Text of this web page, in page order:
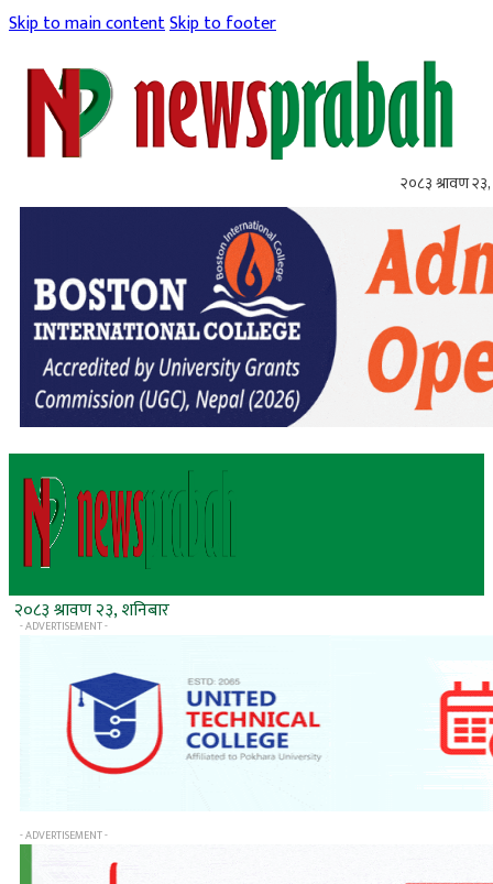
Skip to main contentSkip to footer
२०८३ श्रावण २३,
२०८३ श्रावण २३, शनिबार
- ADVERTISEMENT -
- ADVERTISEMENT -